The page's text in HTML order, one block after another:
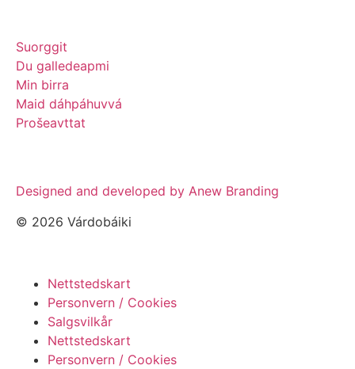
Suorggit
Du galledeapmi
Min birra
Maid dáhpáhuvvá
Prošeavttat
Designed and developed by Anew Branding
© 2026 Várdobáiki
Nettstedskart
Personvern / Cookies
Salgsvilkår
Nettstedskart
Personvern / Cookies